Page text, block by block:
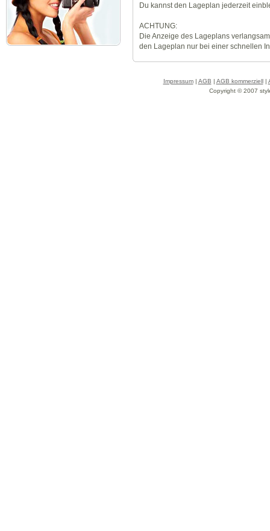
Du kannst den Lageplan jederzeit
ACHTUNG:
Die Anzeige des Lageplans
den Lageplan nur bei einer schnellen
Impressum| AGB AGB kommerziell
Copyright © 2007